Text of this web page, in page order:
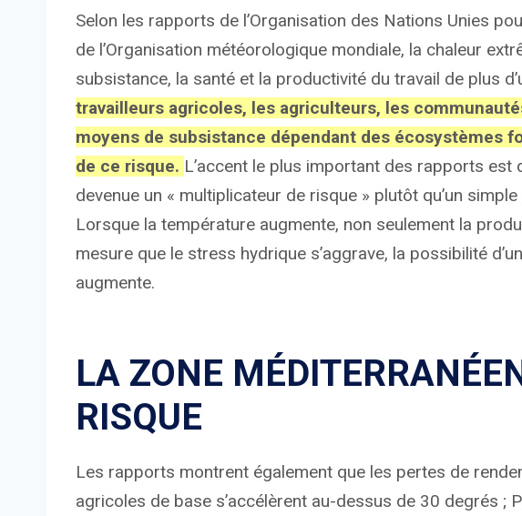
Selon les rapports de l’Organisation des Nations Unies
de l’Organisation météorologique mondiale, la chaleur
subsistance, la santé et la productivité du travail de plus
travailleurs agricoles, les agriculteurs, les
moyens de subsistance dépendant des écosystèmes
de ce risque. L’accent le plus important des rapports est
devenue un « multiplicateur de risque » plutôt qu’un
Lorsque la température augmente, non seulement la
mesure que le stress hydrique s’aggrave, la possibilité
augmente.
LA ZONE
RISQUE
Les rapports montrent également que les pertes de
agricoles de base s’accélèrent au-dessus de 30 degrés ;